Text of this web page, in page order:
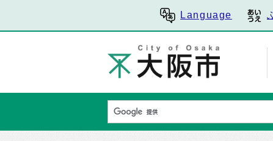
Language